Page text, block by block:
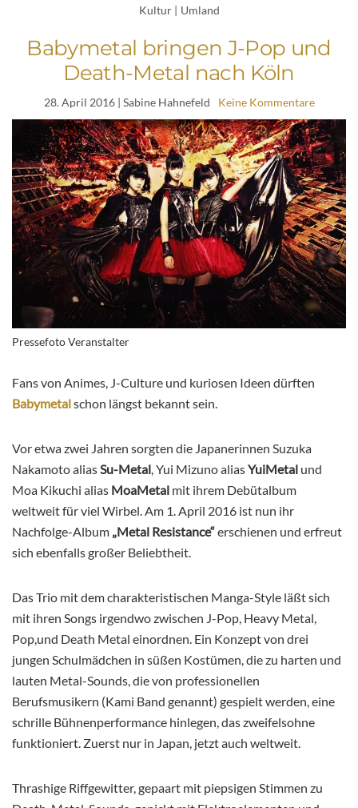
Kultur | Umland
Babymetal bringen J-Pop und
Death-Metal nach Köln
28. April 2016| Sabine Hahnefeld Keine Kommentare
Pressefoto Veranstalter
Fans von Animes, J-Culture und kuriosen Ideen dürften
Babymetalschon längst bekannt sein.
Vor etwa zwei Jahren sorgten die Japanerinnen Suzuka
Nakamoto aliasSu-Metal, Yui Mizuno aliasYuiMetal und
Moa Kikuchi alias MoaMetal mit ihrem Debütalbum
weltweit für viel Wirbel. Am 1. April 2016 ist nun ihr
Nachfolge-Album „Metal Resistance“erschienen und erfreut
sich ebenfalls großer Beliebtheit.
Das Trio mit dem charakteristischen Manga-Style läßt sich
mit ihren Songs irgendwo zwischen J-Pop, Heavy Metal,
Pop,und Death Metal einordnen. Ein Konzept von drei
jungen Schulmädchen in süßen Kostümen, die zu harten und
lauten Metal-Sounds, die von professionellen
Berufsmusikern (Kami Band genannt) gespielt werden, eine
schrille Bühnenperformance hinlegen, das zweifelsohne
funktioniert. Zuerst nur in Japan, jetzt auch weltweit.
Thrashige Riffgewitter, gepaart mit piepsigen Stimmen zu